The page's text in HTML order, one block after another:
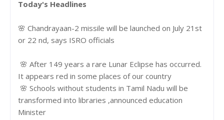
Today's Headlines
🌸 Chandrayaan-2 missile will be launched on July 21st
or 22 nd, says ISRO officials
🌸 After 149 years a rare Lunar Eclipse has occurred.
It appears red in some places of our country
🌸 Schools without students in Tamil Nadu will be
transformed into libraries ,announced education
Minister